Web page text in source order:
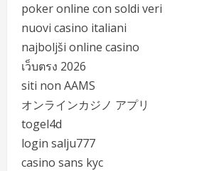
poker online con soldi veri
nuovi casino italiani
najboljši online casino
เว็บตรง 2026
siti non AAMS
オンラインカジノ アプリ
togel4d
login salju777
casino sans kyc